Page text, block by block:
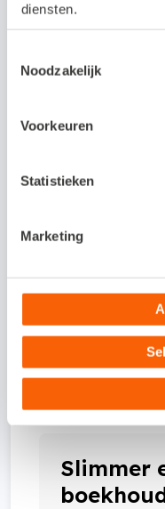
diensten.
Noodzakelijk
Voorkeuren
Statistieken
Marketing
Word jij ook zo
boekhouding?
Het kost je veel
van Snelstart
worden
overgenomen in
Slimmer